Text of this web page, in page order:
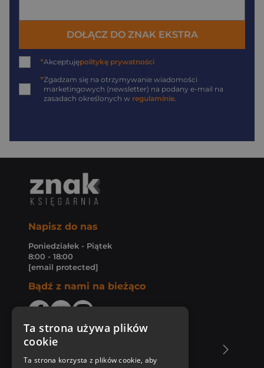
DOŁĄCZ DO ZNAK EKSTRA
*Akceptujępolitykę prywatności
*Zgadzam się na otrzymywanie wiadomości
marketingowych (newsletter) na podany e-mail na
zasadach określonych w regulaminie
Napisz do nas
Poniedziałek - Piątek
8:00 - 18:00
[email protected]
Bądź z nami na bieżąco
Ta strona używa plików
cookie
Ta strona korzysta z plików cookie, aby